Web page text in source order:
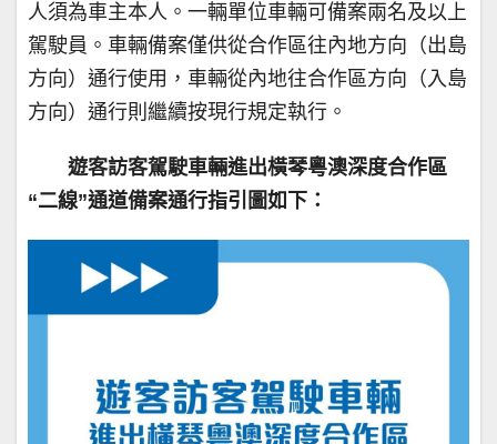
人須為車主本人。一輛單位車輛可備案兩名及以上
駕駛員。車輛備案僅供從合作區往內地方向（出島
方向）通行使用，車輛從內地往合作區方向（入島
方向）通行則繼續按現行規定執行。
遊客訪客駕駛車輛進出橫琴粵澳深度合作區
“二線”通道備案通行指引圖如下：